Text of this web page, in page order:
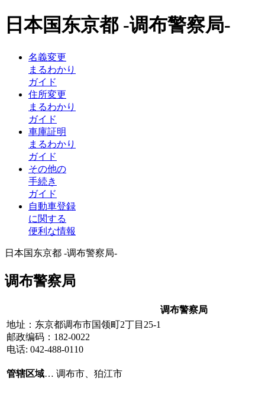
日本国东京都 -调布警察局-
名義変更
まるわかり
ガイド
住所変更
まるわかり
ガイド
車庫証明
まるわかり
ガイド
その他の
手続き
ガイド
自動車登録
に関する
便利な情報
日本国东京都 -调布警察局-
调布警察局
调布警察局
地址：东京都调布市国领町2丁目25-1
邮政编码： 182-0022
电话: 042-488-0110
管辖区域… 调布市、狛江市